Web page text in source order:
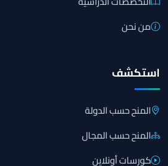
من نحن
استكشف
المنح حسب الدولة
المنح حسب المجال
كورسات أونلاين